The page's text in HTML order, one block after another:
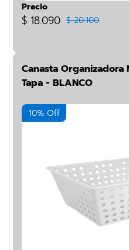
Precio
$ 18.090 $ 20.100
Canasta Organizadora
Tapa - BLANCO
10% Off